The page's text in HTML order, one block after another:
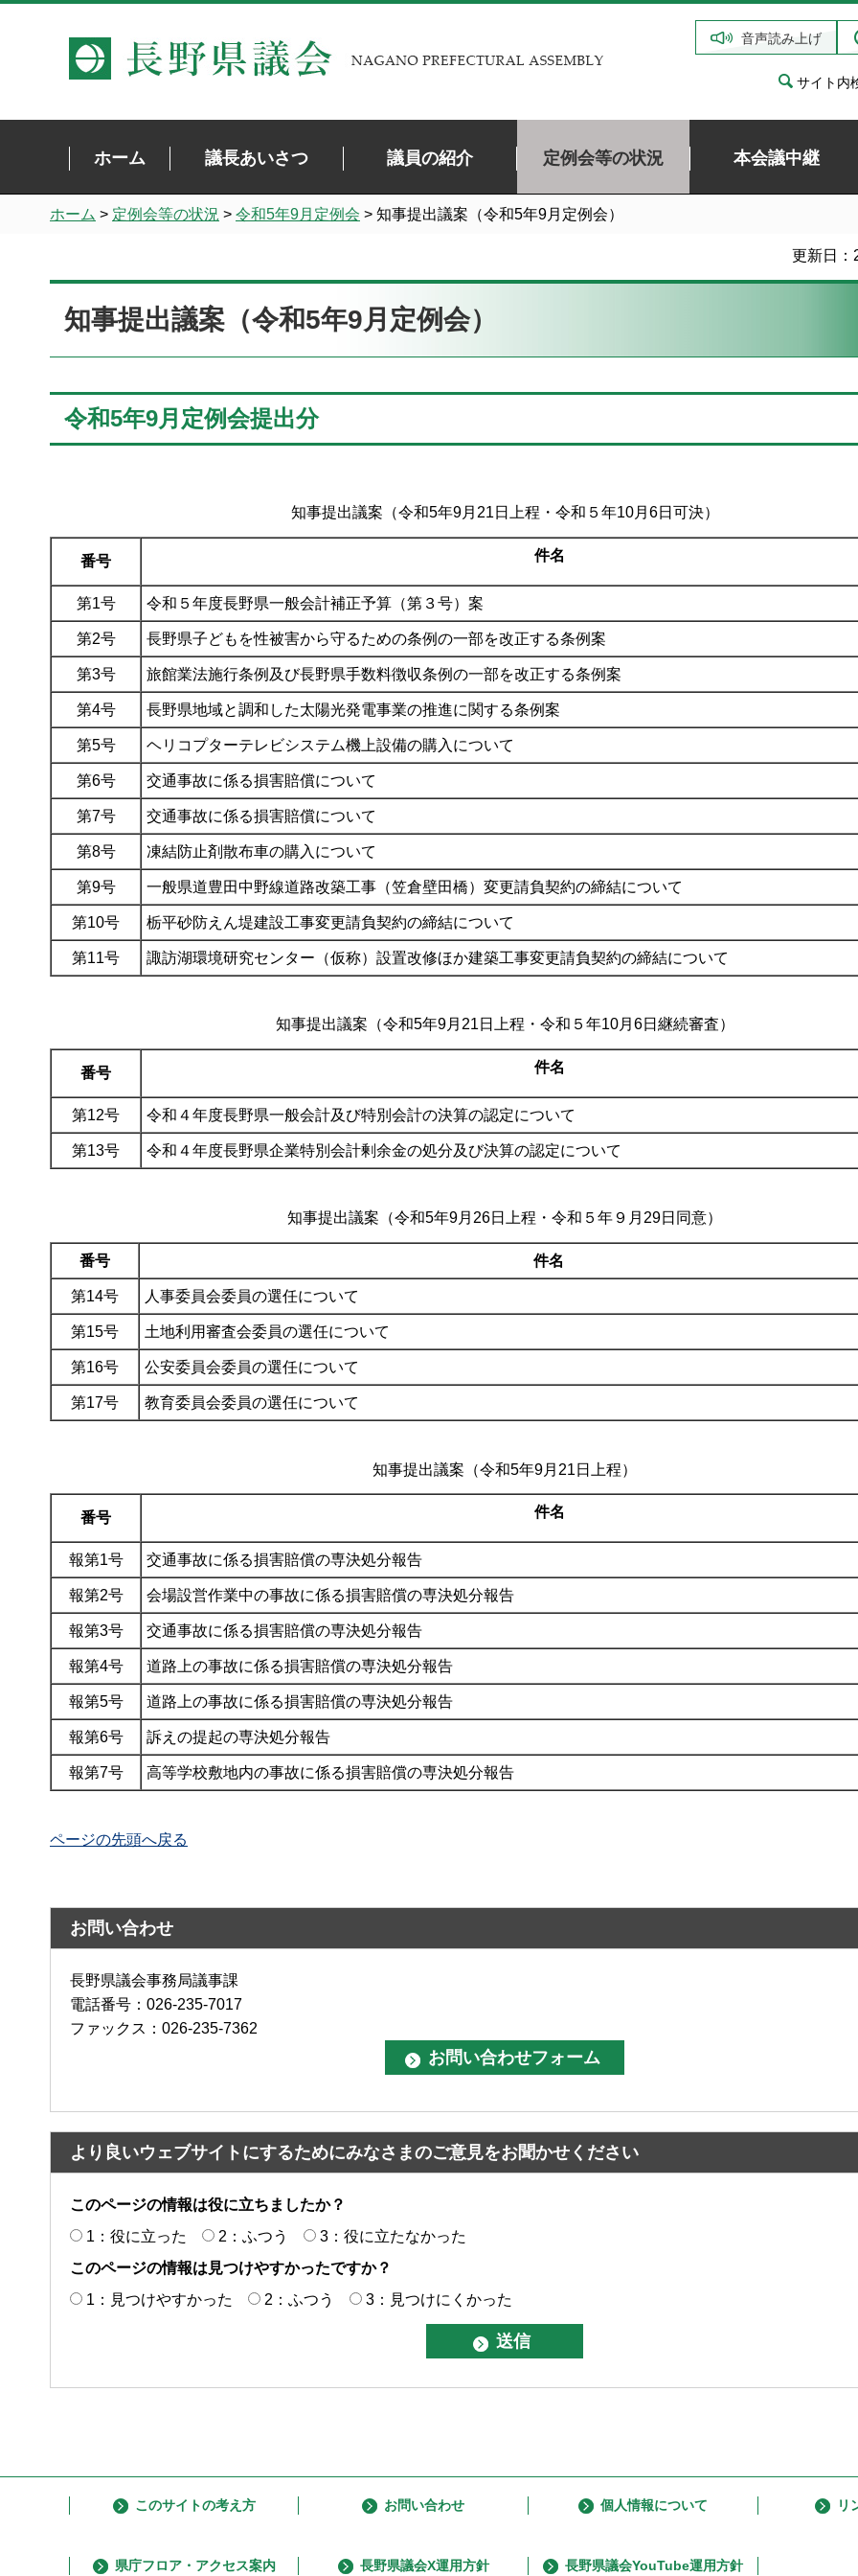
長野県議会 NAGANO PREFECTURAL ASSEMBLY
音声読み上げ
サイト内
ホーム 議長あいさつ 議員の紹介 定例会等の状況 本会議中継
ホーム > 定例会等の状況 > 令和5年9月定例会 > 知事提出議案（令和5年9月定例会）
更新日：
知事提出議案（令和5年9月定例会）
令和5年9月定例会提出分
知事提出議案（令和5年9月21日上程・令和５年10月6日可決）
番号 件名
第1号 令和５年度長野県一般会計補正予算（第３号）案
第2号 長野県子どもを性被害から守るための条例の一部を改正する条例案
第3号 旅館業法施行条例及び長野県手数料徴収条例の一部を改正する条例案
第4号 長野県地域と調和した太陽光発電事業の推進に関する条例案
第5号 ヘリコプターテレビシステム機上設備の購入について
第6号 交通事故に係る損害賠償について
第7号 交通事故に係る損害賠償について
第8号 凍結防止剤散布車の購入について
第9号 一般県道豊田中野線道路改築工事（笠倉壁田橋）変更請負契約の締結について
第10号 栃平砂防えん堤建設工事変更請負契約の締結について
第11号 諏訪湖環境研究センター（仮称）設置改修ほか建築工事変更請負契約の締結について
知事提出議案（令和5年9月21日上程・令和５年10月6日継続審査）
番号 件名
第12号 令和４年度長野県一般会計及び特別会計の決算の認定について
第13号 令和４年度長野県企業特別会計剰余金の処分及び決算の認定について
知事提出議案（令和5年9月26日上程・令和５年９月29日同意）
番号 件名
第14号 人事委員会委員の選任について
第15号 土地利用審査会委員の選任について
第16号 公安委員会委員の選任について
第17号 教育委員会委員の選任について
知事提出議案（令和5年9月21日上程）
番号 件名
報第1号 交通事故に係る損害賠償の専決処分報告
報第2号 会場設営作業中の事故に係る損害賠償の専決処分報告
報第3号 交通事故に係る損害賠償の専決処分報告
報第4号 道路上の事故に係る損害賠償の専決処分報告
報第5号 道路上の事故に係る損害賠償の専決処分報告
報第6号 訴えの提起の専決処分報告
報第7号 高等学校敷地内の事故に係る損害賠償の専決処分報告
ページの先頭へ戻る
お問い合わせ
長野県議会事務局議事課
電話番号：026-235-7017
ファックス：026-235-7362
より良いウェブサイトにするためにみなさまのご意見をお聞かせください
このページの情報は役に立ちましたか？
1：役に立った
2：ふつう
3：役に立たなかった
このページの情報は見つけやすかったですか？
1：見つけやすかった
2：ふつう 3：見つけにくかった
このサイトの考え方 お問い合わせ 個人情報について リ
県庁フロア・アクセス案内 長野県議会X運用方針 長野県議会YouTube運用方針